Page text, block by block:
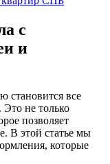
с
и
становится все
не только
позволяет
В этой статье мы
которые